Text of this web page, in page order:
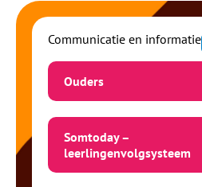
Communicatie en informatie
Ouders
Somtoday –
leerlingenvolgsysteem